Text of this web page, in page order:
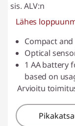
sis. ALV:n
Lähes
Compact
Optical
1 AA battery
based on
Arvioitu